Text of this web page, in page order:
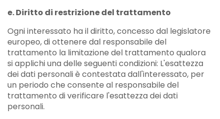
e. Diritto di restrizione del trattamento
Ogni interessato ha il diritto, concesso dal legislatore
europeo, di ottenere dal responsabile del
trattamento la limitazione del trattamento qualora
si applichi una delle seguenti condizioni: L'esattezza
dei dati personali è contestata dall'interessato, per
un periodo che consente al responsabile del
trattamento di verificare l'esattezza dei dati
personali.